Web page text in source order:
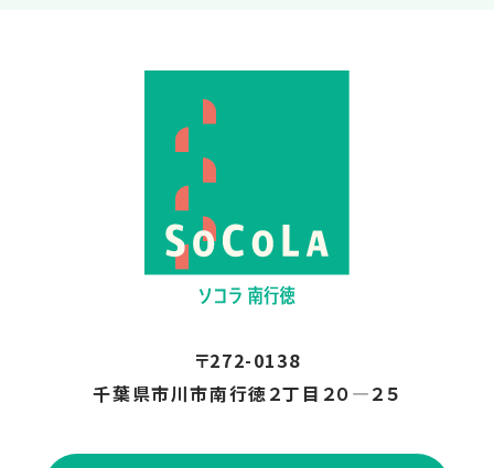
〒272-0138
千葉県市川市南行徳２丁目２０―２５